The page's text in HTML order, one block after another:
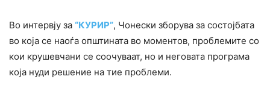
Во интервју за “КУРИР”, Чонески зборува за состојбата
во која се наоѓа општината во моментов, проблемите со
кои крушевчани се соочуваат, но и неговата програма
која нуди решение на тие проблеми.